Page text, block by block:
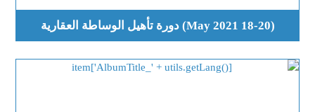
(18-20 May 2021) دورة تأهيل الوساطة العقارية